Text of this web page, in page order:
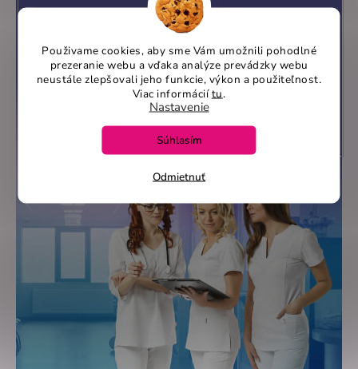
Použivame cookies, aby sme Vám umožnili pohodlné
prezeranie webu a vďaka analýze prevádzky webu
neustále zlepšovali jeho funkcie, výkon a použiteľnost.
Viac informáciítu.
Nastavenie
Odmietnuť
Súhlasím
Email
Vložením e-mailu súhlasíte spodmienkami ochrany
osobných údajov
Prihlásiť sa